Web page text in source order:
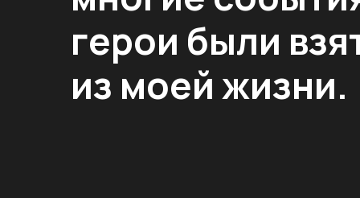
герои были
из моей жизни.